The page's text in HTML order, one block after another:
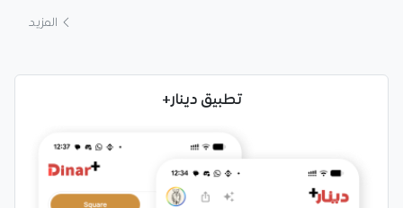
المزيد
تطبيق دينار+